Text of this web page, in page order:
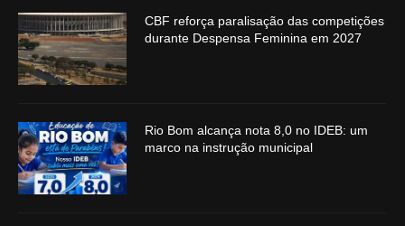
CBF reforça paralisação das competições
durante Despensa Feminina em 2027
Rio Bom alcança nota 8,0 no IDEB: um
marco na instrução municipal